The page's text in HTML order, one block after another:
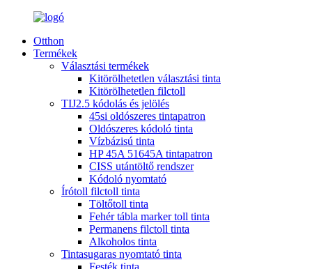
Otthon
Termékek
Választási termékek
Kitörölhetetlen választási tinta
Kitörölhetetlen filctoll
TIJ2.5 kódolás és jelölés
45si oldószeres tintapatron
Oldószeres kódoló tinta
Vízbázisú tinta
HP 45A 51645A tintapatron
CISS utántöltő rendszer
Kódoló nyomtató
Írótoll filctoll tinta
Töltőtoll tinta
Fehér tábla marker toll tinta
Permanens filctoll tinta
Alkoholos tinta
Tintasugaras nyomtató tinta
Festék tinta